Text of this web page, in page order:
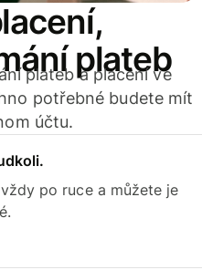
plateb
plateb a placení ve
potřebné budete mít
účtu.
po ruce a můžete je